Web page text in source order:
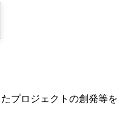
プロジェクトの創発等を